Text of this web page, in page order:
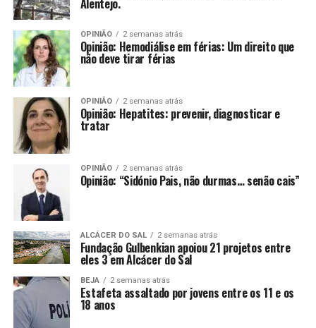
OPINIÃO 2 semanas atrás
Opinião: Hemodiálise em férias: Um direito que
não deve tirar férias
OPINIÃO 2 semanas atrás
Opinião: Hepatites: prevenir, diagnosticar e
tratar
OPINIÃO 2 semanas atrás
Opinião: “Sidónio Pais, não durmas… senão cais”
ALCÁCER DO SAL 2 semanas atrás
Fundação Gulbenkian apoiou 21 projetos entre
eles 3 em Alcácer do Sal
BEJA 2 semanas atrás
Estafeta assaltado por jovens entre os 11 e os
18 anos